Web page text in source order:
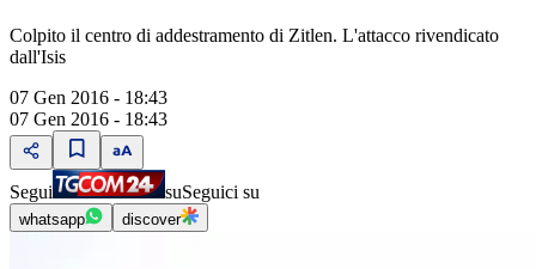
Colpito il centro di addestramento di Zitlen. L'attacco rivendicato
dall'Isis
07 Gen 2016 - 18:43
07 Gen 2016 - 18:43
Segui suSeguici su
whatsapp discover